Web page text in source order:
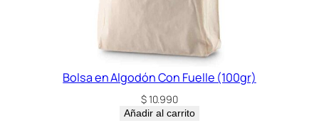
Bolsa en Algodón Con Fuelle (100gr)
$10.990
Añadir al carrito